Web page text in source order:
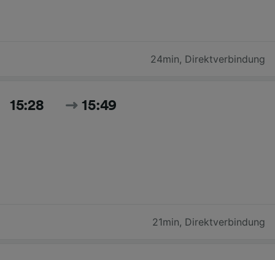
24min, Direktverbindung
15:28 15:49
21min, Direktverbindung